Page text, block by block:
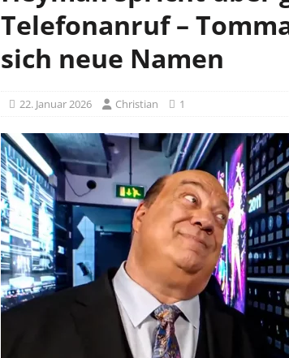
Telefonanruf –
sich neue Namen
22. Januar 2026 Christian 1